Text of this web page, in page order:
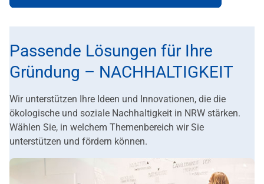
Passende Lösungen für Ihre
Gründung – NACHHALTIGKEIT
Wir unterstützen Ihre Ideen und Innovationen, die die
ökologische und soziale Nachhaltigkeit in NRW stärken.
Wählen Sie, in welchem Themenbereich wir Sie
unterstützen und fördern können.